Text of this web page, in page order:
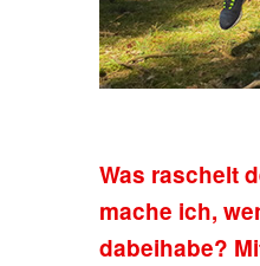
Was raschelt
mache ich,
dabeihabe?